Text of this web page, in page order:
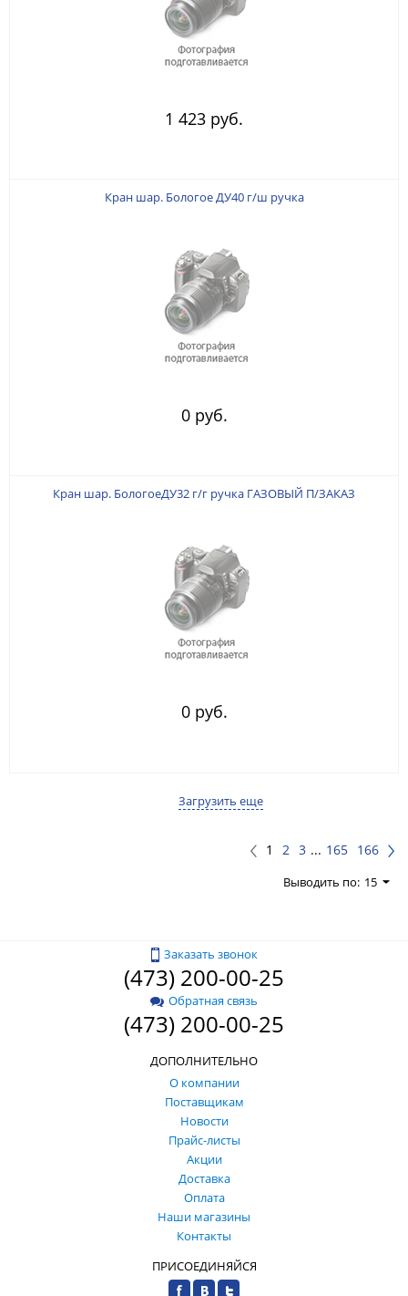
1 423 руб.
Кран шар. Бологое ДУ40 г/ш ручка
0 руб.
Кран шар. БологоеДУ32 г/г ручка ГАЗОВЫЙ П/ЗАКАЗ
0 руб.
Загрузить еще
1 2 3 ... 165 166
Выводить по: 15
Заказать звонок
(473) 200-00-25
Обратная связь
(473) 200-00-25
ДОПОЛНИТЕЛЬНО
О компании
Поставщикам
Новости
Прайс-листы
Акции
Доставка
Оплата
Наши магазины
Контакты
ПРИСОЕДИНЯЙСЯ